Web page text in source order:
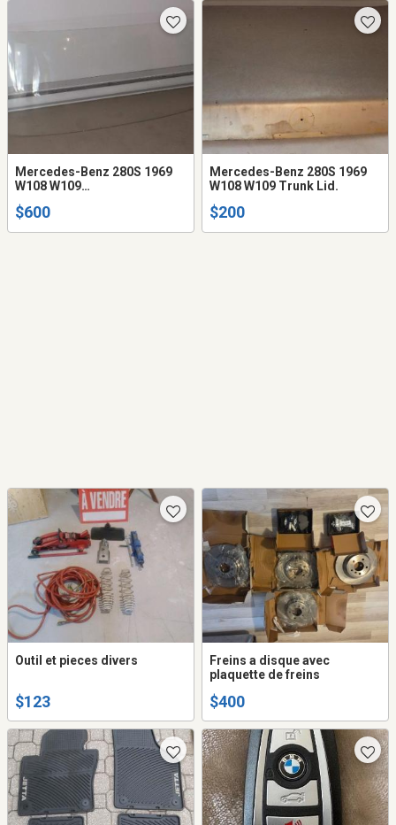
Mercedes-Benz 280S 1969
W108 W109
$600
Mercedes-Benz 280S 1969
W108 W109 Trunk Lid.
$200
Outil et pieces divers
$123
Freins a disque avec
plaquette de freins
$400